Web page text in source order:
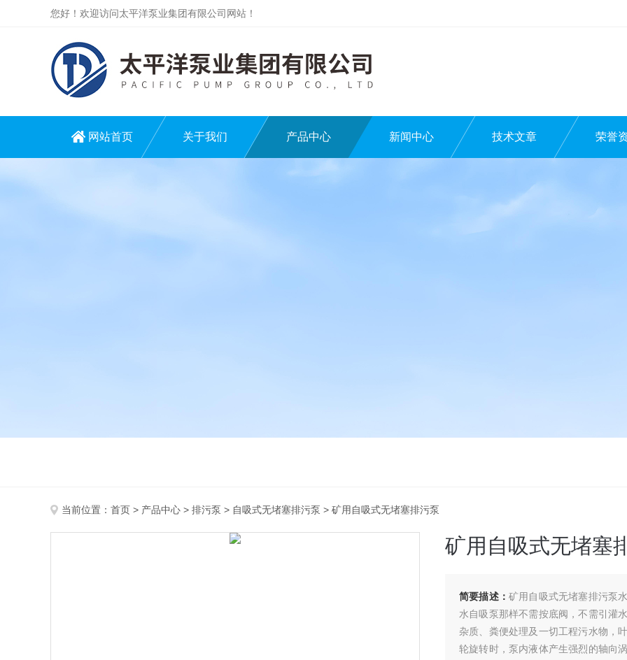
您好！欢迎访问太平洋泵业集团有限公司网站！
网站首页 关于我们 产品中心 新闻中心 技术文章 荣誉
当前位置： 首页 > 产品中心 > 排污泵 > 自吸式无堵塞排污泵 > 矿用自吸式无堵塞排污泵
矿用自吸式无堵塞
简要描述： 矿用自吸式无堵塞排污泵
水自吸泵那样不需按底阀，不需引灌
杂质、粪便处理及一切工程污水物，
轮旋转时，泵内液体产生强烈的轴向